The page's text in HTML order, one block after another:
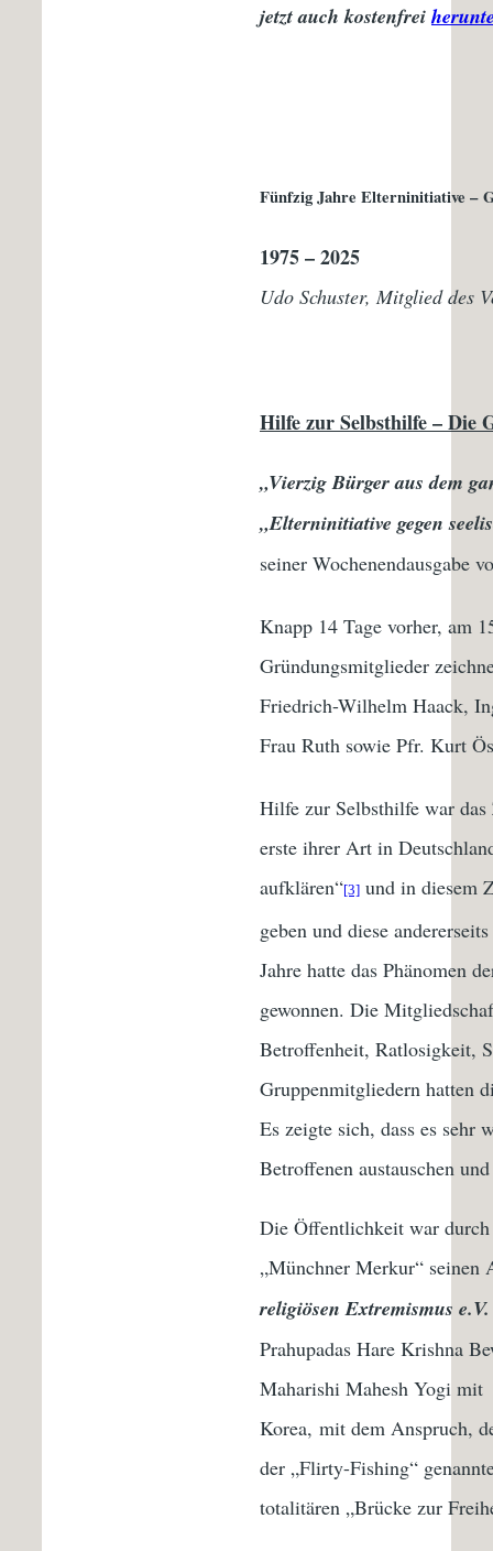
jetzt auch kostenfrei
Fünfzig Jahre Elterninitiative –
1975 – 2025
Udo Schuster, Mitglied des
Hilfe zur Selbsthilfe – Die
„Vierzig Bürger aus dem
„Elterninitiative gegen
seiner Wochenendausgabe
Knapp 14 Tage vorher, am
Gründungsmitglieder
Friedrich-Wilhelm Haack,
Frau Ruth sowie Pfr. Kurt
Hilfe zur Selbsthilfe war
erste ihrer Art in
aufklären“[3] und in diesem
geben und diese
Jahre hatte das Phänomen
gewonnen. Die
Betroffenheit, Ratlosigkeit,
Gruppenmitgliedern hatten
Es zeigte sich, dass es sehr
Betroffenen austauschen
Die Öffentlichkeit war durch
„Münchner Merkur“
religiösen Extremismus
Prahupadas Hare Krishna
Maharishi Mahesh Yogi mit
Korea, mit dem Anspruch,
der „Flirty-Fishing“
totalitären „Brücke zur